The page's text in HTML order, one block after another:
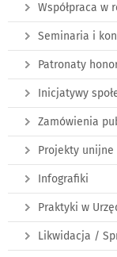
Współpraca w
Seminaria i
Patronaty
Inicjatywy
Zamówienia
Projekty unijne
Infografiki
Praktyki w
Likwidacja /